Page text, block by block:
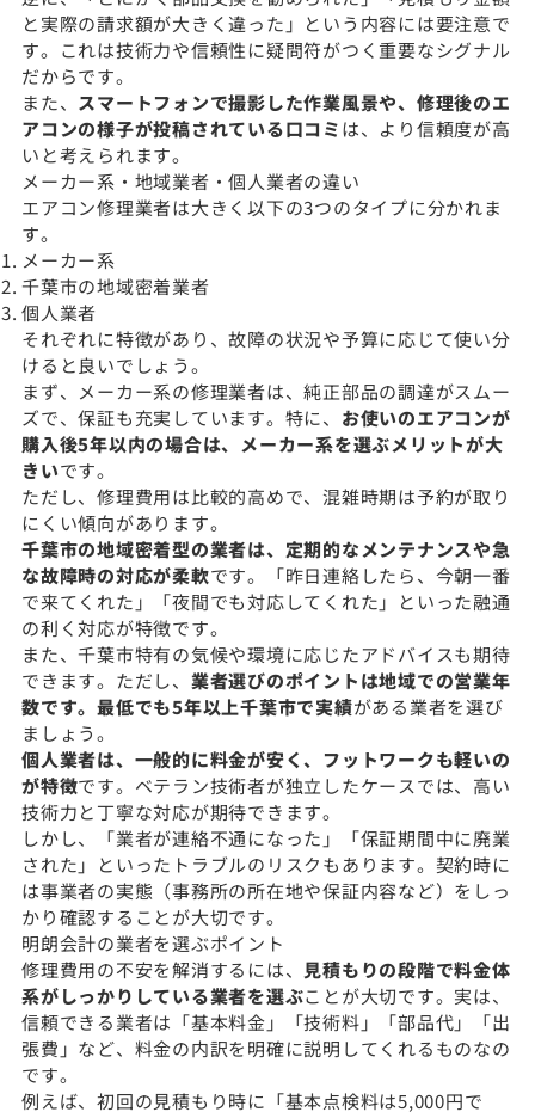
と実際の請求額が大きく違った」という内容には要注意で
す。これは技術力や信頼性に疑問符がつく重要なシグナル
だからです。
また、 スマートフォンで撮影した作業風景や、修理後のエ
アコンの様子が投稿されている口コミは、より信頼度が高
いと考えられます。
メーカー系・地域業者・個人業者の違い
エアコン修理業者は大きく以下の3つのタイプに分かれま
す。
メーカー系
千葉市の地域密着業者
個人業者
それぞれに特徴があり、故障の状況や予算に応じて使い分
けると良いでしょう。
まず、メーカー系の修理業者は、純正部品の調達がスムー
ズで、保証も充実しています。特に、 お使いのエアコンが
購入後5年以内の場合は、メーカー系を選ぶメリットが大
きいです。
ただし、修理費用は比較的高めで、混雑時期は予約が取り
にくい傾向があります。
千葉市の地域密着型の業者は、定期的なメンテナンスや急
な故障時の対応が柔軟です。「昨日連絡したら、今朝一番
で来てくれた」「夜間でも対応してくれた」といった融通
の利く対応が特徴です。
また、千葉市特有の気候や環境に応じたアドバイスも期待
できます。ただし、 業者選びのポイントは地域での営業年
数です。最低でも5年以上千葉市で実績がある業者を選び
ましょう。
個人業者は、一般的に料金が安く、フットワークも軽いの
が特徴です。ベテラン技術者が独立したケースでは、高い
技術力と丁寧な対応が期待できます。
しかし、「業者が連絡不通になった」「保証期間中に廃業
された」といったトラブルのリスクもあります。契約時に
は事業者の実態（事務所の所在地や保証内容など）をしっ
かり確認することが大切です。
明朗会計の業者を選ぶポイント
修理費用の不安を解消するには、 見積もりの段階で料金体
系がしっかりしている業者を選ぶことが大切です。実は、
信頼できる業者は「基本料金」「技術料」「部品代」「出
張費」など、料金の内訳を明確に説明してくれるものなの
です。
例えば、初回の見積もり時に「基本点検料は5,000円で